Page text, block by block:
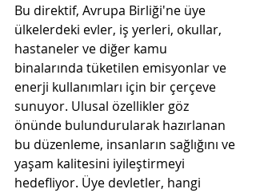
Bu direktif, Avrupa Birliği'ne üye
ülkelerdeki evler, iş yerleri, okullar,
hastaneler ve diğer kamu
binalarında tüketilen emisyonlar ve
enerji kullanımları için bir çerçeve
sunuyor. Ulusal özellikler göz
önünde bulundurularak hazırlanan
bu düzenleme, insanların sağlığını ve
yaşam kalitesini iyileştirmeyi
hedefliyor. Üye devletler, hangi